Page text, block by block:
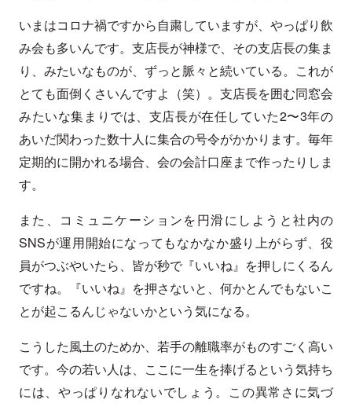
いまはコロナ禍ですから自粛していますが、やっぱり飲
み会も多いんです。支店長が神様で、その支店長の集ま
り、みたいなものが、ずっと脈々と続いている。これが
とても面倒くさいんですよ（笑）。支店長を囲む同窓会
みたいな集まりでは、支店長が在任していた2〜3年の
あいだ関わった数十人に集合の号令がかかります。毎年
定期的に開かれる場合、会の会計口座まで作ったりしま
す。
また、コミュニケーションを円滑にしようと社内の
SNSが運用開始になってもなかなか盛り上がらず、役
員がつぶやいたら、皆が秒で『いいね』を押しにくるん
ですね。『いいね』を押さないと、何かとんでもないこ
とが起こるんじゃないかという気になる。
こうした風土のためか、若手の離職率がものすごく高い
です。今の若い人は、ここに一生を捧げるという気持ち
には、やっぱりなれないでしょう。この異常さに気づ